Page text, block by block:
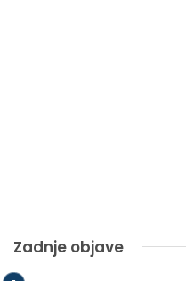
Zadnje objave